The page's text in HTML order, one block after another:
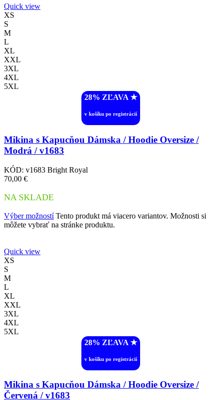
Quick view
XS
S
M
L
XL
XXL
3XL
4XL
5XL
28% ZĽAVA ︎★
v košíku po registrácií
Mikina s Kapucňou Dámska / Hoodie Oversize /
Modrá / v1683
KÓD: v1683 Bright Royal
70,00 €
NA SKLADE
Výber možností Tento produkt má viacero variantov. Možnosti si
môžete vybrať na stránke produktu.
Quick view
XS
S
M
L
XL
XXL
3XL
4XL
5XL
28% ZĽAVA ︎★
v košíku po registrácií
Mikina s Kapucňou Dámska / Hoodie Oversize /
Červená / v1683